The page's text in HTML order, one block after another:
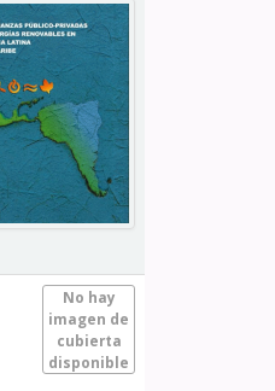
No hay
imagen de
cubierta
disponible